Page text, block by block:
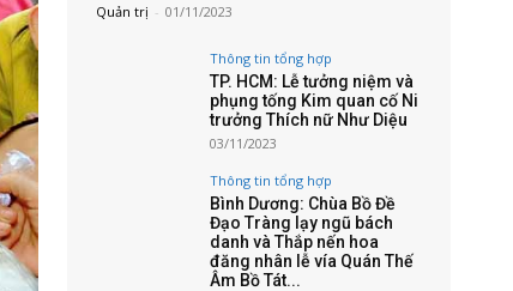
Quản trị - 01/11/2023
Thông tin tổng hợp
TP. HCM: Lễ tưởng niệm và
phụng tống Kim quan cố Ni
trưởng Thích nữ Như Diệu
03/11/2023
Thông tin tổng hợp
Bình Dương: Chùa Bồ Đề
Đạo Tràng lạy ngũ bách
danh và Thắp nến hoa
đăng nhân lễ vía Quán Thế
Âm Bồ Tát...